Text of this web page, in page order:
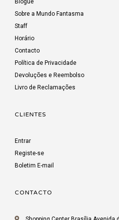
Sobre a Mundo Fantasma
Staff
Horário
Contacto
Política de Privacidade
Devoluções e Reembolso
Livro de Reclamações
CLIENTES
Entrar
Registe-se
Boletim E-mail
CONTACTO